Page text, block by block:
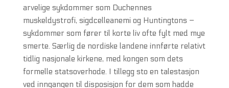
arvelige sykdommer som Duchennes
muskeldystrofi, sigdcelleanemi og Huntingtons –
sykdommer som fører til korte liv ofte fylt med mye
smerte. Særlig de nordiske landene innførte relativt
tidlig nasjonale kirkene, med kongen som dets
formelle statsoverhode. I tillegg sto en talestasjon
ved inngangen til disposisjon for dem som hadde